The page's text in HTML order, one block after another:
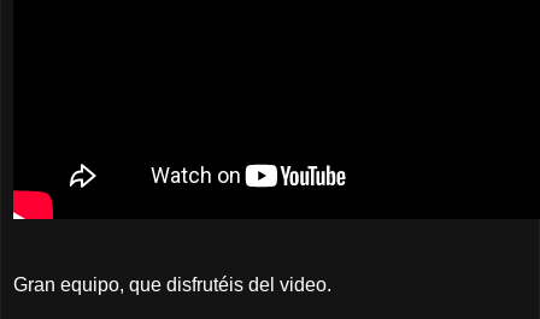
Gran equipo, que disfrutéis del video.